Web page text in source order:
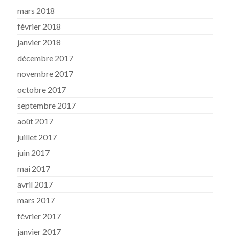
mars 2018
février 2018
janvier 2018
décembre 2017
novembre 2017
octobre 2017
septembre 2017
août 2017
juillet 2017
juin 2017
mai 2017
avril 2017
mars 2017
février 2017
janvier 2017